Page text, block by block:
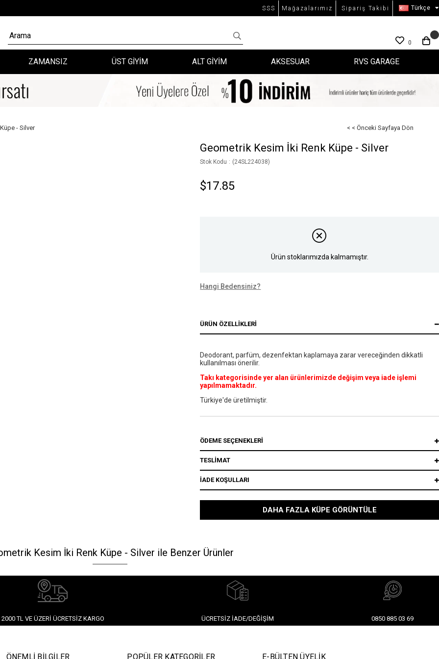
SSS Mağazalarımız Sipariş Takibi Türkçe
0
ZAMANSIZ ÜST GİYİM ALT GİYİM AKSESUAR RVS GARAGE
- Silver < < Önceki Sayfaya Dön
Geometrik Kesim İki Renk Küpe - Silver
Stok Kodu (24SL224038)
$17.85
Ürün stoklarımızda kalmamıştır.
Hangi Bedensiniz?
ÜRÜN ÖZELLIKLERI
Deodorant, parfüm, dezenfektan kaplamaya zarar vereceğinden dikkatli
kullanılması önerilir.
Takı kategorisinde yer alan ürünlerimizde değişim veya iade işlemi
yapılmamaktadır.
Türkiye'de üretilmiştir.
ÖDEME SEÇENEKLERI
TESLİMAT
İADE KOŞULLARI
DAHA FAZLA KÜPE GÖRÜNTÜLE
Kesim İki Renk Küpe - Silver ile Benzer Ürünler
2000 TL VE ÜZERI ÜCRETSIZ KARGO ÜCRETSIZ İADE/DEĞIŞIM 0850 885 03 69
ÖNEMLİ BİLGİLER POPÜLER KATEGORİLER E-BÜLTEN ÜYELİK